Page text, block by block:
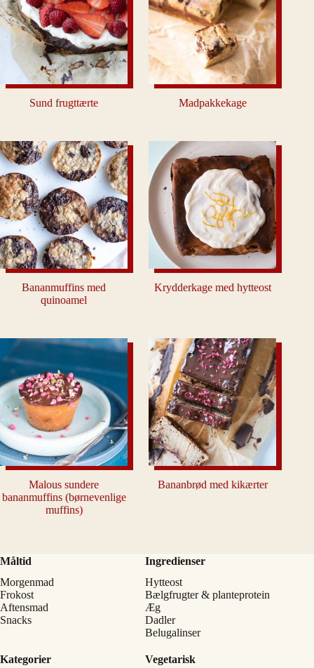
Sund frugttærte Madpakkekage
Bananmuffins med
quinoamel
Krydderkage med hytteost
Malous sundere
bananmuffins (børnevenlige
muffins)
Bananbrød med kikærter
Måltid
Morgenmad
Frokost
Aftensmad
Snacks
Ingredienser
Hytteost
Bælgfrugter & planteprotein
Æg
Dadler
Belugalinser
Kategorier Vegetarisk